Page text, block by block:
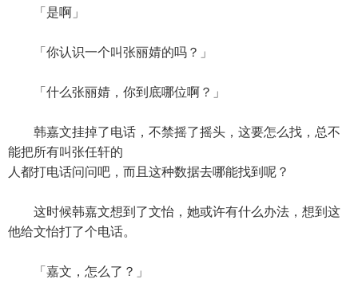
「是啊」
「你认识一个叫张丽婧的吗？」
「什么张丽婧，你到底哪位啊？」
韩嘉文挂掉了电话，不禁摇了摇头，这要怎么找，总不
能把所有叫张任轩的
人都打电话问问吧，而且这种数据去哪能找到呢？
这时候韩嘉文想到了文怡，她或许有什么办法，想到这
他给文怡打了个电话。
「嘉文，怎么了？」